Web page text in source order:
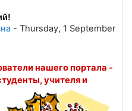
- Thursday, 1 September
нашего портала -
учителя и